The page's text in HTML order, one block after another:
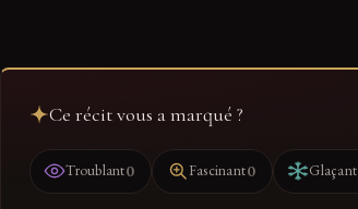
Ce récit vous a marqué ?
Troublant0 Fascinant0 Glaçant